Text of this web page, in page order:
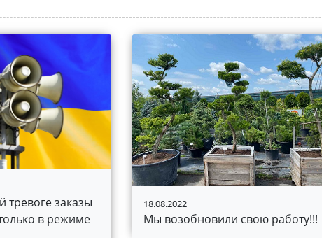
заказы
в режиме
18.08.2022
Мы возобновили свою работу!!!